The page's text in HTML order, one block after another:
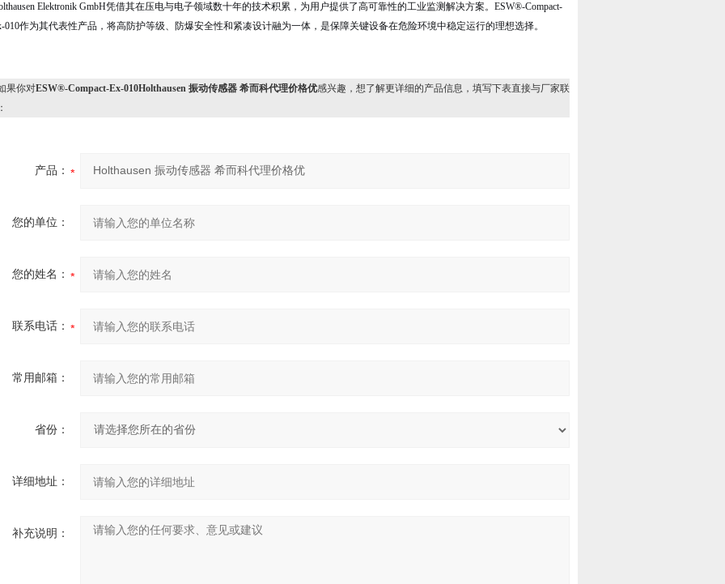
Elektronik GmbH凭借其在压电与电子领域数十年的技术积累，为用户提供了高可靠性的工业监测解决方案。ESW®-Compact-
010作为其代表性产品，将高防护等级、防爆安全性和紧凑设计融为一体，是保障关键设备在危险环境中稳定运行的理想选择。
果你对ESW®-Compact-Ex-010Holthausen 振动传感器 希而科代理价格优感兴趣，想了解更详细的产品信息，填写下表直接与厂家联
产品：
您的单位：
您的姓名：
联系电话：
常用邮箱：
省份：
详细地址：
补充说明：